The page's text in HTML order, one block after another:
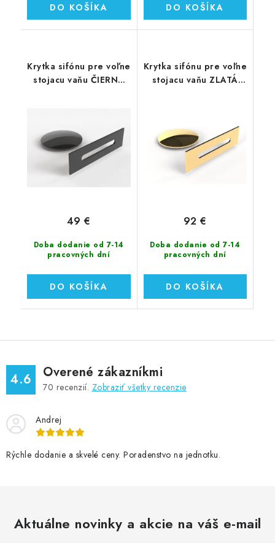
DO KOŠÍKA DO KOŠÍKA
Krytka sifónu pre voľne
stojacu vaňu ČIERNA
Doba dodanie od 7-14
pracovných dní
49 €
DO KOŠÍKA
Krytka sifónu pre voľne
stojacu vaňu ZLATÁ
Doba dodanie od 7-14
pracovných dní
92 €
DO KOŠÍKA
4.6 Overené zákazníkmi
70 recenzií. Zobraziť všetky recenzie
Andrej
Rýchle dodanie a skvelé ceny. Poradenstvo na jednotku.
Aktuálne novinky a akcie na váš e-mail